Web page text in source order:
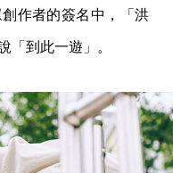
創作者的簽名中，「洪
「到此一遊」。